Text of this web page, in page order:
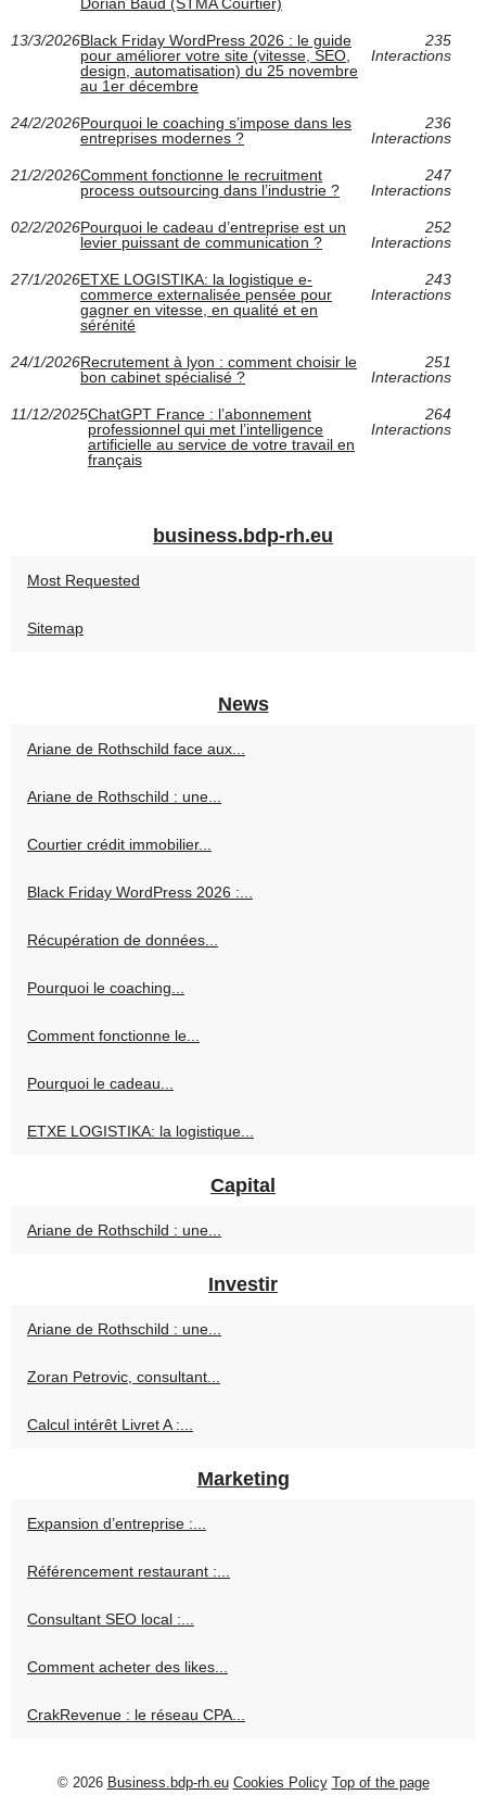
Dorian Baud (STMA Courtier)
13/3/2026Black Friday WordPress 2026 : le guide
pour améliorer votre site (vitesse, SEO,
design, automatisation) du 25 novembre
au 1er décembre
235
Interactions
24/2/2026Pourquoi le coaching s’impose dans les
entreprises modernes ?
236
Interactions
21/2/2026Comment fonctionne le recruitment
process outsourcing dans l’industrie ?
247
Interactions
02/2/2026Pourquoi le cadeau d’entreprise est un
levier puissant de communication ?
252
Interactions
27/1/2026ETXE LOGISTIKA: la logistique e-
commerce externalisée pensée pour
gagner en vitesse, en qualité et en
sérénité
243
Interactions
24/1/2026Recrutement à lyon : comment choisir le
bon cabinet spécialisé ?
251
Interactions
11/12/2025ChatGPT France : l’abonnement
professionnel qui met l’intelligence
artificielle au service de votre travail en
français
264
Interactions
business.bdp-rh.eu
Most Requested
Sitemap
News
Ariane de Rothschild face aux...
Ariane de Rothschild : une...
Courtier crédit immobilier...
Black Friday WordPress 2026 :...
Récupération de données...
Pourquoi le coaching...
Comment fonctionne le...
Pourquoi le cadeau...
ETXE LOGISTIKA: la logistique...
Capital
Ariane de Rothschild : une...
Investir
Ariane de Rothschild : une...
Zoran Petrovic, consultant...
Calcul intérêt Livret A :...
Marketing
Expansion d’entreprise :...
Référencement restaurant :...
Consultant SEO local :...
Comment acheter des likes...
CrakRevenue : le réseau CPA...
© 2026 Business.bdp-rh.eu Cookies Policy Top of the page